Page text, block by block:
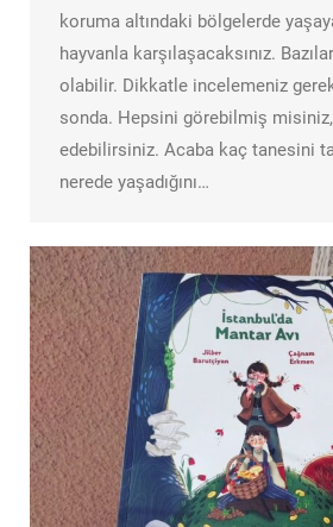
koruma altındaki bölgelerde
hayvanla karşılaşacaksınız.
olabilir. Dikkatle incelemeniz
sonda. Hepsini görebilmiş
edebilirsiniz. Acaba kaç tanesini
nerede yaşadığını…